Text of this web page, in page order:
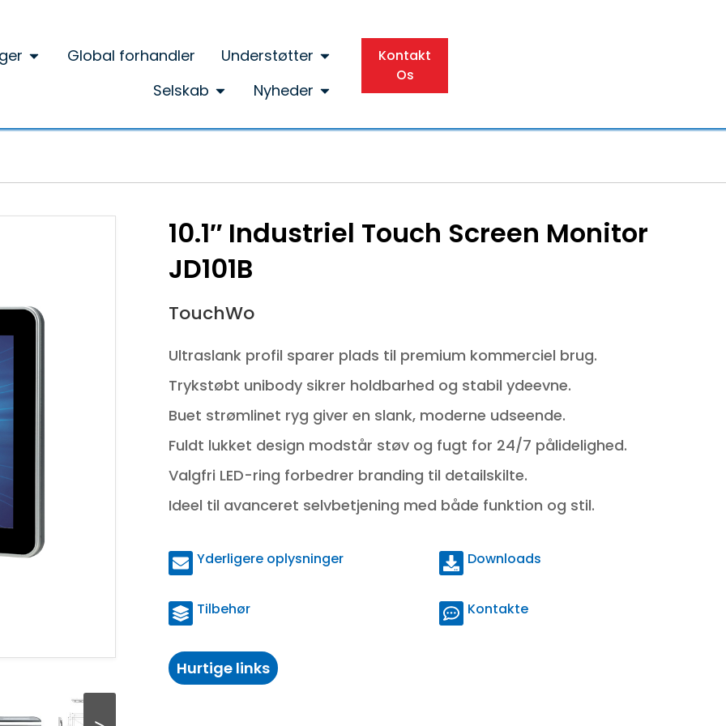
Global forhandler
Understøtter
Selskab
Nyheder
Kontakt
Os
10.1″ Industriel Touch Screen Monitor
JD101B
TouchWo
Ultraslank profil sparer plads til premium kommerciel brug.
Trykstøbt unibody sikrer holdbarhed og stabil ydeevne.
Buet strømlinet ryg giver en slank, moderne udseende.
Fuldt lukket design modstår støv og fugt for 24/7 pålidelighed.
Valgfri LED-ring forbedrer branding til detailskilte.
Ideel til avanceret selvbetjening med både funktion og stil.
Yderligere oplysninger Downloads
Tilbehør Kontakte
Hurtige links